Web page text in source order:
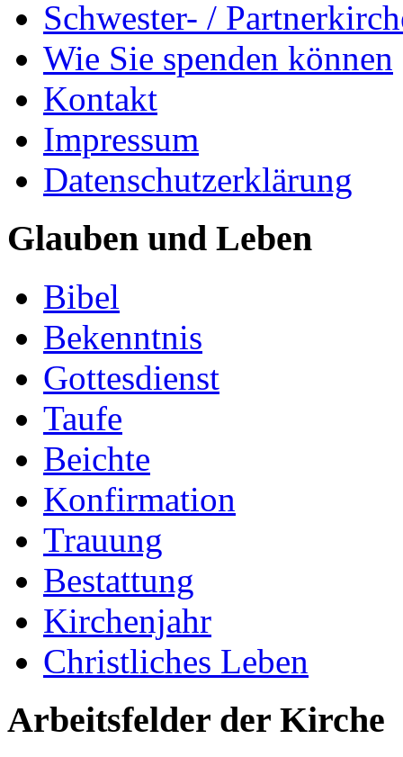
Schwester- /
Wie Sie spenden können
Kontakt
Impressum
Datenschutzerklärung
Glauben und Leben
Bibel
Bekenntnis
Gottesdienst
Taufe
Beichte
Konfirmation
Trauung
Bestattung
Kirchenjahr
Christliches Leben
Arbeitsfelder der Kirche